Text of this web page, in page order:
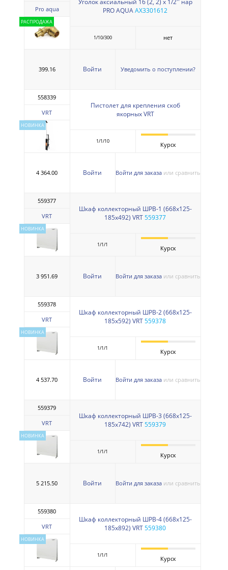
РАСПРОДАЖА
Pro aqua
PRO AQUAAX3301612
1/10/300 нет
399.16 Войти Уведомить о поступлении?
НОВИНКА
558339
VRT
Пистолет для крепления скоб
якорных VRT
1/1/10 Курск
4 364.00 Войти Войти для заказа или сравнить
НОВИНКА
559377
VRT
Шкаф коллекторный ШРВ-1 (668х125-
185х492) VRT559377
1/1/1 Курск
3 951.69 Войти Войти для заказа или сравнить
НОВИНКА
559378
VRT
Шкаф коллекторный ШРВ-2 (668х125-
185х592) VRT559378
1/1/1 Курск
4 537.70 Войти Войти для заказа или сравнить
НОВИНКА
559379
VRT
Шкаф коллекторный ШРВ-3 (668х125-
185х742) VRT559379
1/1/1 Курск
5 215.50 Войти Войти для заказа или сравнить
НОВИНКА
559380
VRT
Шкаф коллекторный ШРВ-4 (668х125-
185х892) VRT559380
1/1/1 Курск